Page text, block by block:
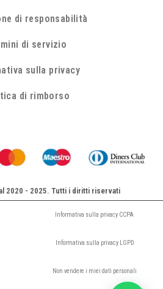
di responsabilità
di servizio
sulla privacy
di rimborso
2020 - 2025. Tutti i diritti riservati
Informativa sulla privacy CCPA
Informativa sulla privacy LGPD
Non vendere i miei dati personali